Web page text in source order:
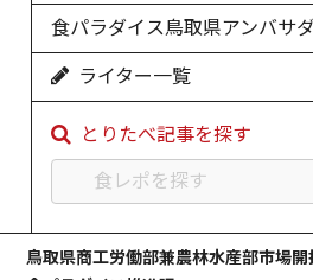
食パラダイス鳥取県アンバサ
ライター一覧
とりたべ記事を探す
鳥取県商工労働部兼農林水産部市場開